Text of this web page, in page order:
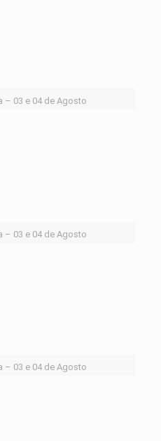
– 03 e 04 de Agosto
– 03 e 04 de Agosto
– 03 e 04 de Agosto